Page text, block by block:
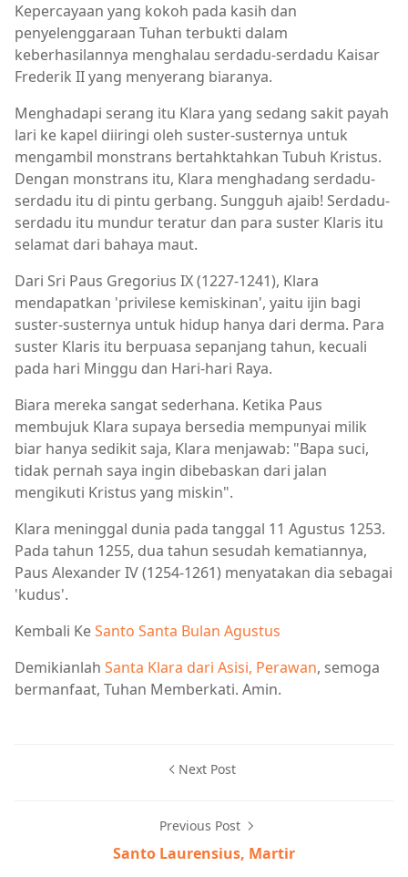
Kepercayaan yang kokoh pada kasih dan
penyelenggaraan Tuhan terbukti dalam
keberhasilannya menghalau serdadu-serdadu Kaisar
Frederik II yang menyerang biaranya.
Menghadapi serang itu Klara yang sedang sakit payah
lari ke kapel diiringi oleh suster-susternya untuk
mengambil monstrans bertahktahkan Tubuh Kristus.
Dengan monstrans itu, Klara menghadang serdadu-
serdadu itu di pintu gerbang. Sungguh ajaib! Serdadu-
serdadu itu mundur teratur dan para suster Klaris itu
selamat dari bahaya maut.
Dari Sri Paus Gregorius IX (1227-1241), Klara
mendapatkan 'privilese kemiskinan', yaitu ijin bagi
suster-susternya untuk hidup hanya dari derma. Para
suster Klaris itu berpuasa sepanjang tahun, kecuali
pada hari Minggu dan Hari-hari Raya.
Biara mereka sangat sederhana. Ketika Paus
membujuk Klara supaya bersedia mempunyai milik
biar hanya sedikit saja, Klara menjawab: "Bapa suci,
tidak pernah saya ingin dibebaskan dari jalan
mengikuti Kristus yang miskin".
Klara meninggal dunia pada tanggal 11 Agustus 1253.
Pada tahun 1255, dua tahun sesudah kematiannya,
Paus Alexander IV (1254-1261) menyatakan dia sebagai
'kudus'.
Kembali KeSanto Santa Bulan Agustus
Demikianlah Santa Klara dari Asisi, Perawan, semoga
bermanfaat, Tuhan Memberkati. Amin.
Next Post
Previous Post
Santo Laurensius, Martir